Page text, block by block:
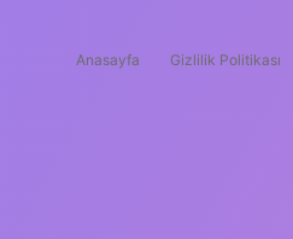
Anasayfa Gizlilik Politikası